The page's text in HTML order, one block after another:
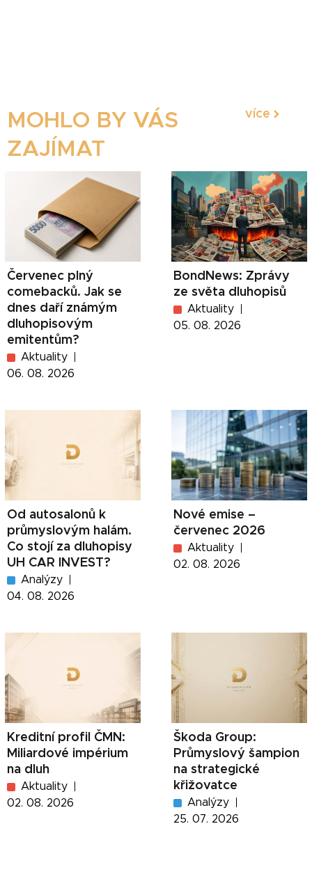
MOHLO BY VÁS
ZAJÍMAT
více
Červenec plný
comebacků. Jak se
dnes daří známým
dluhopisovým
emitentům?
Aktuality
06. 08. 2026
BondNews: Zprávy
ze světa dluhopisů
Aktuality
05. 08. 2026
Od autosalonů k
průmyslovým halám.
Co stojí za dluhopisy
UH CAR INVEST?
Analýzy
04. 08. 2026
Nové emise –
červenec 2026
Aktuality
02. 08. 2026
Kreditní profil ČMN:
Miliardové impérium
na dluh
Aktuality
02. 08. 2026
Škoda Group:
Průmyslový šampion
na strategické
křižovatce
Analýzy
25. 07. 2026